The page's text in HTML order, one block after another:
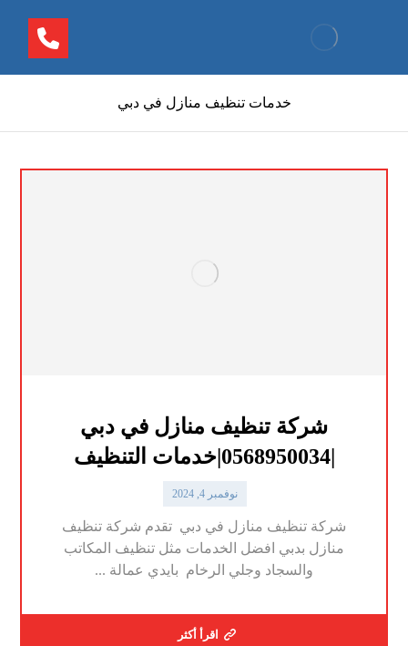
خدمات تنظيف منازل في دبي
شركة تنظيف منازل في دبي
|0568950034|خدمات التنظيف
نوفمبر 4, 2024
شركة تنظيف منازل في دبي تقدم شركة تنظيف
منازل بدبي افضل الخدمات مثل تنظيف المكاتب
والسجاد وجلي الرخام بايدي عمالة ...
اقرأ أكثر